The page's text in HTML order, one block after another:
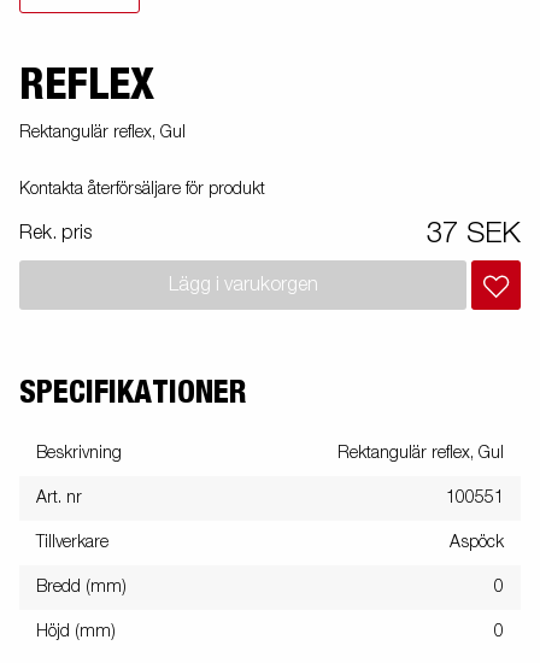
REFLEX
Rektangulär reflex, Gul
Kontakta återförsäljare för produkt
Rek. pris 37 SEK
Lägg i varukorgen
SPECIFIKATIONER
Beskrivning Rektangulär reflex, Gul
Art. nr 100551
Tillverkare Aspöck
Bredd (mm) 0
Höjd (mm) 0